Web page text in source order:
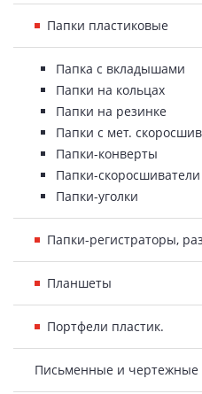
Папки пластиковые
Папка с вкладышами
Папки на кольцах
Папки на резинке
Папки с мет.
Папки-конверты
Папки-
Папки-уголки
Папки-регистраторы,
Планшеты
Портфели пластик.
Письменные и чертежные